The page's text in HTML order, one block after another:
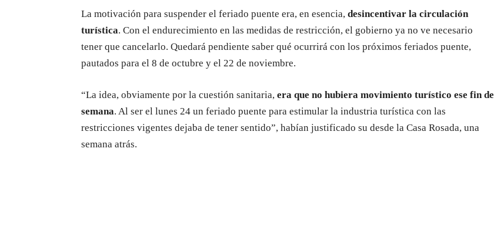
La motivación para suspender el feriado puente era, en esencia, desincentivar la circulación
turística. Con el endurecimiento en las medidas de restricción, el gobierno ya no ve necesario
tener que cancelarlo. Quedará pendiente saber qué ocurrirá con los próximos feriados puente,
pautados para el 8 de octubre y el 22 de noviembre.
“La idea, obviamente por la cuestión sanitaria, era que no hubiera movimiento turístico ese fin de
semana. Al ser el lunes 24 un feriado puente para estimular la industria turística con las
restricciones vigentes dejaba de tener sentido”, habían justificado su desde la Casa Rosada, una
semana atrás.